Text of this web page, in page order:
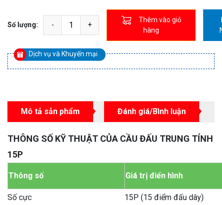
Số lượng:
Thêm vào giỏ
hàng
Dịch vụ và Khuyến mại
Mô tả sản phẩm Đánh giá/Bình luận
THÔNG SỐ KỸ THUẬT CỦA CẦU ĐẤU TRUNG TÍNH
15P
Thông số Giá trị điển hình
Số cực
15P (15 điểm đấu dây)